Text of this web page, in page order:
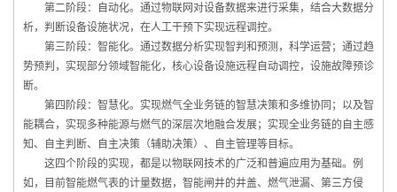
第二阶段：自动化。通过物联网对设备数据来进行采集，结合大数据分
析，判断设备设施状况，在人工干预下实现远程调控。
第三阶段：智能化。通过数据分析实现智判和预测，科学运营；通过趋
势预判，实现部分领域智能化，核心设备设施远程自动调控，设施故障预诊
断。
第四阶段：智慧化。实现燃气全业务链的智慧决策和多维协同；以及智
能耦合，实现多种能源与燃气的深层次地融合发展；实现全业务链的自主感
知、自主判断、自主决策（辅助决策）、自主管理等目标。
这四个阶段的实现，都是以物联网技术的广泛和普遍应用为基础。例
如，目前智能燃气表的计量数据，智能闸井的井盖、燃气泄漏、第三方侵